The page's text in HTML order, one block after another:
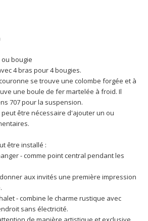
ou bougie
4 bras pour 4 bougies.
se trouve une colombe forgée et à
une boule de fer martelée à froid. Il
707 pour la suspension.
être nécessaire d'ajouter un ou
être installé :
- comme point central pendant les
aux invités une première impression
- combine le charme rustique avec
sans électricité.